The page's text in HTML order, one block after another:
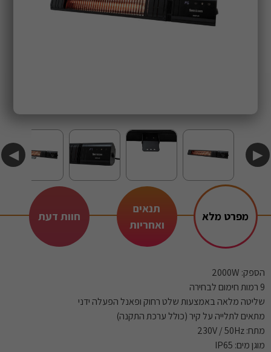
◀ ▶
מפרט מלא
תנאים
ואחריות
חוות דעת
הספק: ‎2000W‎
9 רמות חימום לבחירה
שליטה מלאה באמצעות שלט רחוק ופאנל הפעלה ידני
מתאים לתלייה על קיר (כולל ערכת התקנה)
מתח: ‎230V / 50Hz‎
מוגן מים: IP65